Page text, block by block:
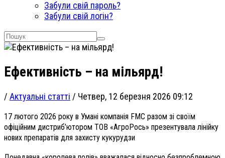
Забули свій пароль?
Забули свій логін?
Ефективність – на мільярд!
/ Актуальні статті / Четвер, 12 березня 2026 09:12
17 лютого 2026 року в Умані компанія FMC разом зі своїм
офіційним дистриб’ютором ТОВ «АгроРось» презентувала лінійку
нових препаратів для захисту кукурудзи